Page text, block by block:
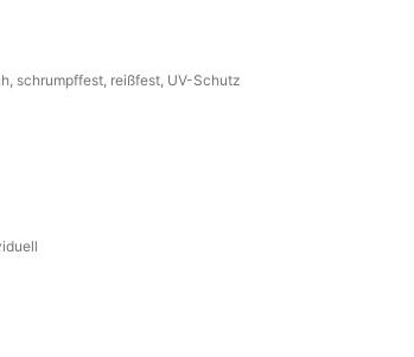
schrumpffest, reißfest, UV-Schutz